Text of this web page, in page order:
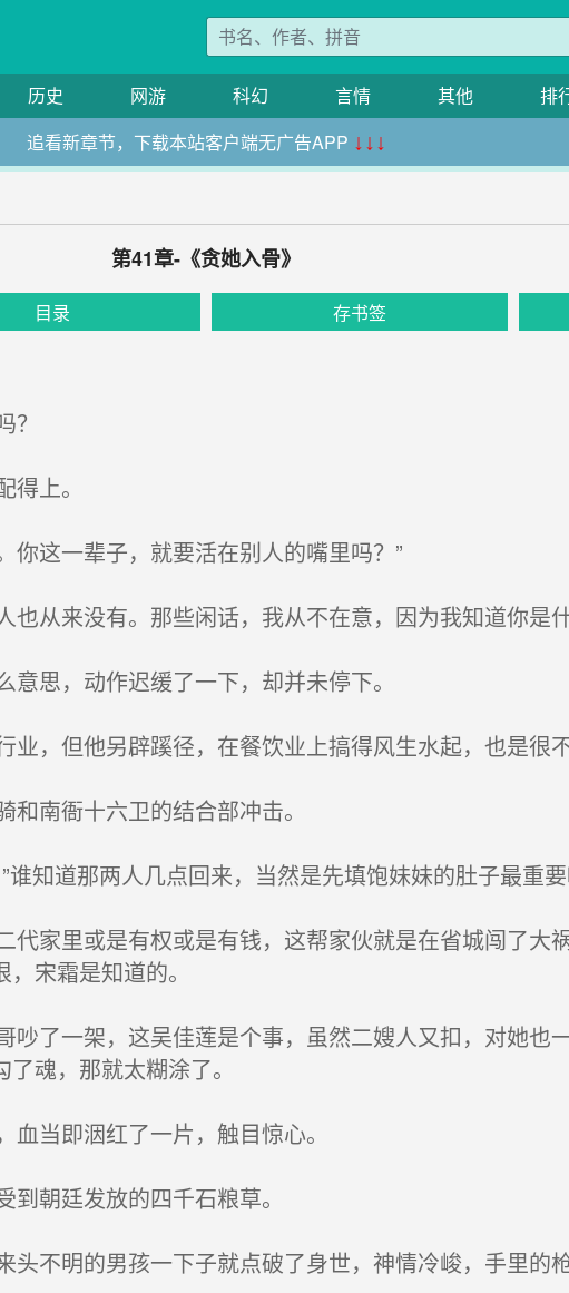
历史 网游 科幻 言情 其他 排
追看新章节，下载本站客户端无广告APP ↓↓↓
第41章-《贪她入骨》
目录 存书签
上。
这一辈子，就要活在别人的嘴里吗？”
从来没有。那些闲话，我从不在意，因为我知道你是什
思，动作迟缓了一下，却并未停下。
，但他另辟蹊径，在餐饮业上搞得风生水起，也是很不
南衙十六卫的结合部冲击。
道那两人几点回来，当然是先填饱妹妹的肚子最重要
家里或是有权或是有钱，这帮家伙就是在省城闯了大
宋霜是知道的。
了一架，这吴佳莲是个事，虽然二嫂人又扣，对她也
魂，那就太糊涂了。
当即洇红了一片，触目惊心。
朝廷发放的四千石粮草。
不明的男孩一下子就点破了身世，神情冷峻，手里的枪